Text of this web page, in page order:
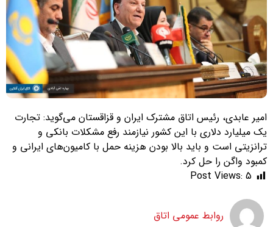
امیر عابدی، رئیس اتاق مشترک ایران و قزاقستان می‌گوید: تجارت
یک میلیارد دلاری با این کشور نیازمند رفع مشکلات بانکی و
ترانزیتی است و باید بالا بودن هزینه حمل با کامیون‌های ایرانی و
کمبود واگن را حل کرد.
Post Views: 5
روابط عمومی اتاق